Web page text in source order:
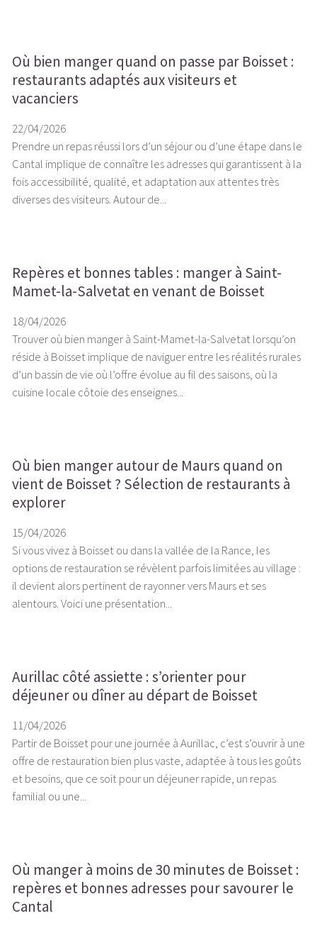
Où bien manger quand on passe par Boisset :
restaurants adaptés aux visiteurs et
vacanciers
22/04/2026
Prendre un repas réussi lors d’un séjour ou d’une étape dans le
Cantal implique de connaître les adresses qui garantissent à la
fois accessibilité, qualité, et adaptation aux attentes très
diverses des visiteurs. Autour de...
Repères et bonnes tables : manger à Saint-
Mamet-la-Salvetat en venant de Boisset
18/04/2026
Trouver où bien manger à Saint-Mamet-la-Salvetat lorsqu’on
réside à Boisset implique de naviguer entre les réalités rurales
d’un bassin de vie où l’offre évolue au fil des saisons, où la
cuisine locale côtoie des enseignes...
Où bien manger autour de Maurs quand on
vient de Boisset ? Sélection de restaurants à
explorer
15/04/2026
Si vous vivez à Boisset ou dans la vallée de la Rance, les
options de restauration se révèlent parfois limitées au village :
il devient alors pertinent de rayonner vers Maurs et ses
alentours. Voici une présentation...
Aurillac côté assiette : s’orienter pour
déjeuner ou dîner au départ de Boisset
11/04/2026
Partir de Boisset pour une journée à Aurillac, c’est s’ouvrir à une
offre de restauration bien plus vaste, adaptée à tous les goûts
et besoins, que ce soit pour un déjeuner rapide, un repas
familial ou une...
Où manger à moins de 30 minutes de Boisset :
repères et bonnes adresses pour savourer le
Cantal